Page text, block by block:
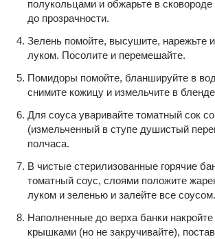
полукольцами и обжарьте в
до прозрачности.
Зелень помойте, высушите, нарежьте
луком. Посолите и перемешайте.
Помидоры помойте, бланшируйте в
снимите кожицу и измельчите в
Для соуса уваривайте томатный сок
(измельченный в ступе душистый
полчаса.
В чистые стерилизованные горячие
томатный соус, слоями положите
луком и зеленью и залейте все соусом.
Наполненные до верха банки
крышками (но не закручивайте),